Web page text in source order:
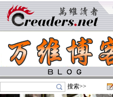
搜索>>